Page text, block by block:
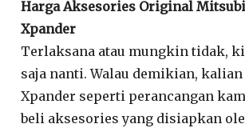
Harga Aksesories Original
Xpander
Terlaksana atau mungkin tidak,
saja nanti. Walau demikian,
Xpander seperti perancangan
beli aksesories yang disiapkan